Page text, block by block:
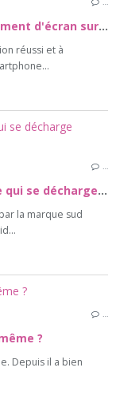
Comment régler le problème de scintillement d'écran sur le Galaxy A33 ?
réussi et à
…
Comment régler le problème de batterie qui se décharge rapidement sur le Galaxy A13 ?
la marque sud
…
?
Depuis il a bien